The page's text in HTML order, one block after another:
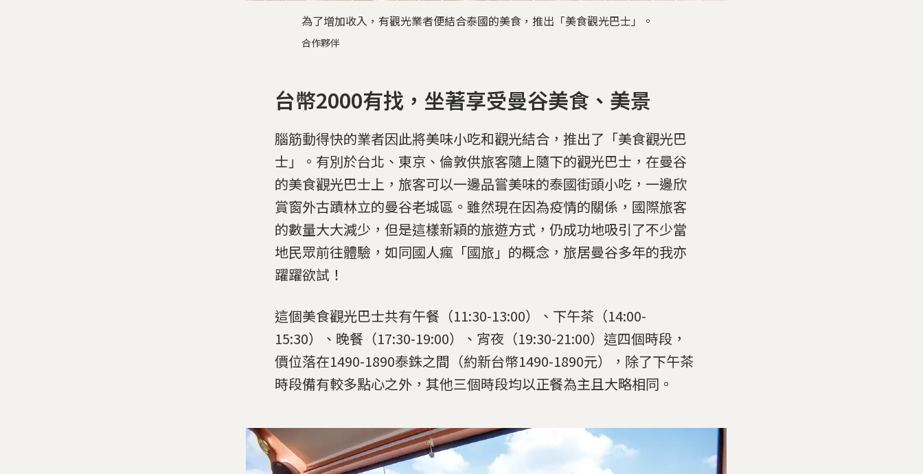
為了增加收入，有觀光業者便結合泰國的美食，推出「美食觀光巴士」。
合作夥伴
台幣2000有找，坐著享受曼谷美食、美景
腦筋動得快的業者因此將美味小吃和觀光結合，推出了「美食觀光巴
士」。有別於台北、東京、倫敦供旅客隨上隨下的觀光巴士，在曼谷
的美食觀光巴士上，旅客可以一邊品嘗美味的泰國街頭小吃，一邊欣
賞窗外古蹟林立的曼谷老城區。雖然現在因為疫情的關係，國際旅客
的數量大大減少，但是這樣新穎的旅遊方式，仍成功地吸引了不少當
地民眾前往體驗，如同國人瘋「國旅」的概念，旅居曼谷多年的我亦
躍躍欲試！
這個美食觀光巴士共有午餐（11:30-13:00）、下午茶（14:00-
15:30）、晚餐（17:30-19:00）、宵夜（19:30-21:00）這四個時段，
價位落在1490-1890泰銖之間（約新台幣1490-1890元），除了下午茶
時段備有較多點心之外，其他三個時段均以正餐為主且大略相同。